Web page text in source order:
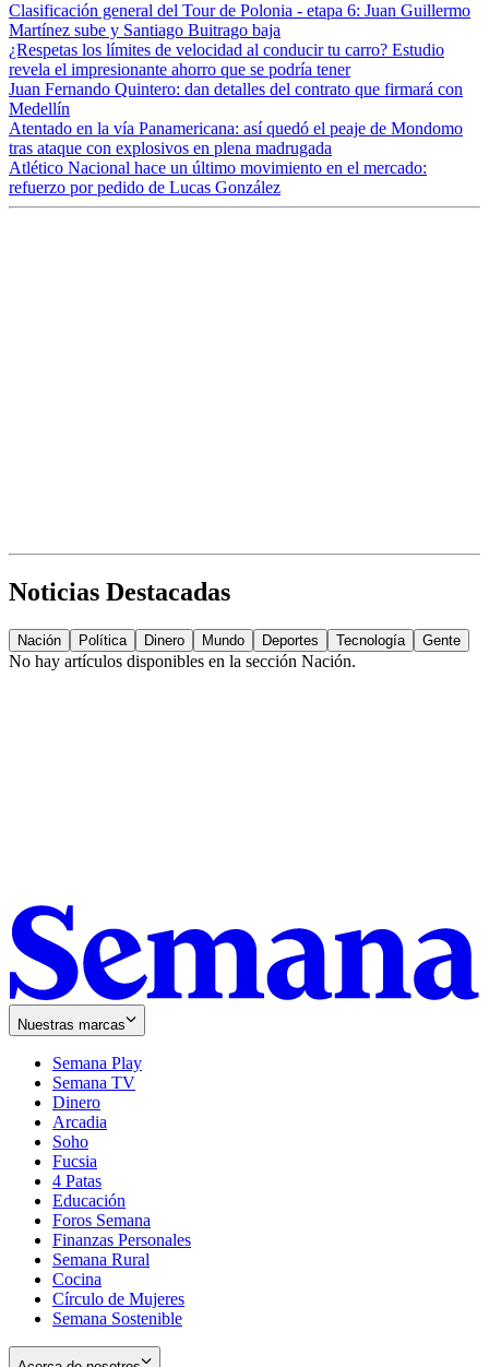
Clasificación general del Tour de Polonia - etapa 6: Juan Guillermo
Martínez sube y Santiago Buitrago baja
¿Respetas los límites de velocidad al conducir tu carro? Estudio
revela el impresionante ahorro que se podría tener
Juan Fernando Quintero: dan detalles del contrato que firmará con
Medellín
Atentado en la vía Panamericana: así quedó el peaje de Mondomo
tras ataque con explosivos en plena madrugada
Atlético Nacional hace un último movimiento en el mercado:
refuerzo por pedido de Lucas González
Noticias Destacadas
Nación Política Dinero Mundo Deportes Tecnología Gente
No hay artículos disponibles en la sección Nación.
Nuestras marcas
Semana Play
Semana TV
Dinero
Arcadia
Soho
in
new
window
Fucsia
in
new
window
4 Patas
Educación
Foros Semana
Finanzas Personales
Semana Rural
Cocina
Círculo de Mujeres
Semana Sostenible